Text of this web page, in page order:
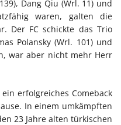
Dang Qiu (Wrl. 11) und
waren, galten die
Der FC schickte das Trio
Polansky (Wrl. 101) und
war aber nicht mehr Herr
erfolgreiches Comeback
In einem umkämpften
23 Jahre alten türkischen